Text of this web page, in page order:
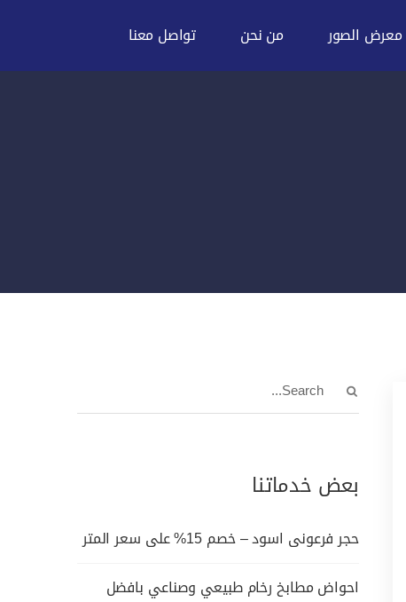
معرض الصور من نحن تواصل معنا
بعض خدماتنا
حجر فرعونى اسود – خصم 15% على سعر المتر
احواض مطابخ رخام طبيعي وصناعي بافضل